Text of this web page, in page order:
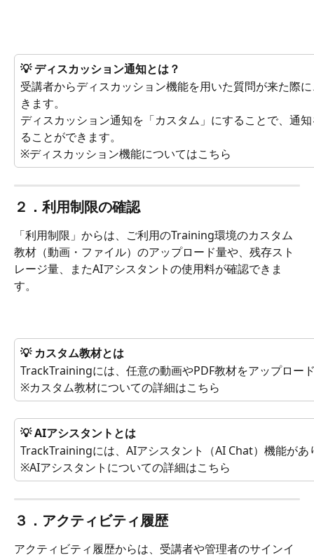
💡 ディスカッション通知とは？
受講者からディスカッション機能を用いた質問が来た際
きます。
ディスカッション通知を「カスタム」にすることで、通
ることができます。
※ディスカッション機能についてはこちら
２．利用制限の確認
「利用制限」からは、ご利用のTraining環境のカスタム
教材（動画・ファイル）のアップロード量や、残存スト
レージ量、またAIアシスタントの使用料が確認できま
す。
💡 カスタム教材とは
TrackTrainingには、任意の動画やPDF教材をアップロー
※カスタム教材についての詳細はこちら
💡 AIアシスタントとは
TrackTrainingには、AIアシスタント（AI Chat）機能があ
※AIアシスタントについての詳細はこちら
３．アクティビティ履歴
アクティビティ履歴からは、受講者や管理者のサインイ